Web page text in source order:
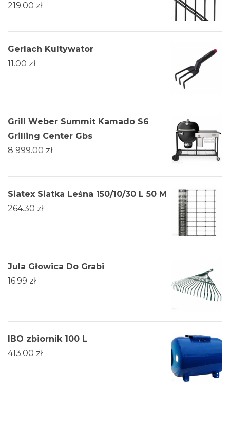
219.00 zł
Gerlach Kultywator
11.00 zł
Grill Weber Summit Kamado S6
Grilling Center Gbs
8 999.00 zł
Siatex Siatka Leśna 150/10/30 L 50 M
264.30 zł
Jula Głowica Do Grabi
16.99 zł
IBO zbiornik 100 L
413.00 zł